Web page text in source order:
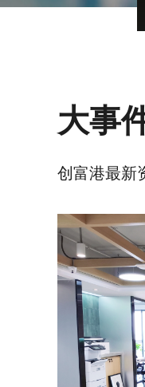
大事
创富港最新